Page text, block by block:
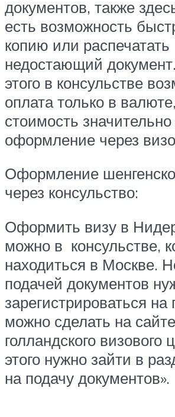
документов, также
есть возможность
копию или распечатать
недостающий
этого в консульстве
оплата только в
стоимость
оформление через
Оформление
через консульство:
Оформить визу в
можно в консульстве,
находиться в Москве.
подачей документов
зарегистрироваться
можно сделать на сайте
голландского визового
этого нужно зайти в
на подачу документов».